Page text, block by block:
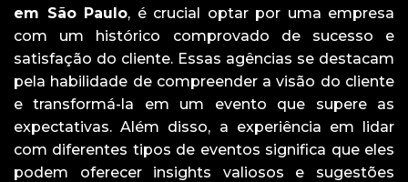
em São Paulo, é crucial optar por uma empresa
com um histórico comprovado de sucesso e
satisfação do cliente. Essas agências se destacam
pela habilidade de compreender a visão do cliente
e transformá-la em um evento que supere as
expectativas. Além disso, a experiência em lidar
com diferentes tipos de eventos significa que eles
podem oferecer insights valiosos e sugestões